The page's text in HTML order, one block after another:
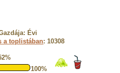
Évi
a toplistában: 10308
100%